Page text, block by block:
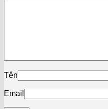
Tên
Email